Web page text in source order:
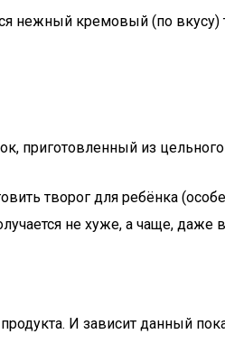
нежный кремовый (по
приготовленный из
творог для ребёнка
не хуже, а чаще,
И зависит данный